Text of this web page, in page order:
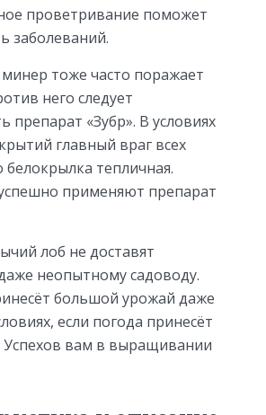
проветривание поможет
заболеваний.
тоже часто поражает
него следует
препарат «Зубр». В условиях
главный враг всех
белокрылка тепличная.
применяют препарат
лоб не доставят
неопытному садоводу.
большой урожай даже
если погода принесёт
Успехов вам в выращивании